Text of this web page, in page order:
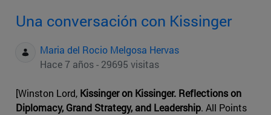
Una conversación con Kissinger
Maria del Rocio Melgosa Hervas
Hace 7 años - 29695 visitas
[Winston Lord, Kissinger on Kissinger. Reflections on
Diplomacy, Grand Strategy, and Leadership. All Points